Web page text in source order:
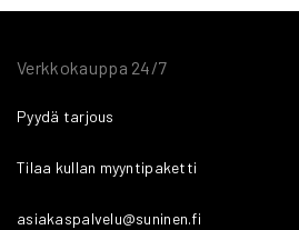
Verkkokauppa 24/7
Pyydä tarjous
Tilaa kullan myyntipaketti
asiakaspalvelu@suninen.fi